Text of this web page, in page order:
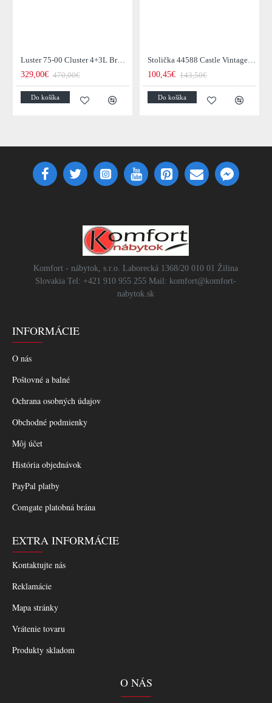
Luster 75-00 Cluster 4+3L Brown + Jantar Glass
329,00€ 470,00€
Do košíka
Stolička 44588 Castle Vintage Black
100,45€ 143,50€
Do košíka
Komfort - nábytok, s.r.o. Laborecká 1368/20 010 01 Žilina
Slovakia Tel: +421 910 955 255 Mail: komfort@komfort-
nabytok.sk
INFORMÁCIE
O nás
Poštovné a balné
Ochrana osobných údajov
Obchodné podmienky
Môj účet
História objednávok
PayPal platby
Comgate platobná brána
EXTRA INFORMÁCIE
Kontaktujte nás
Reklamácie
Mapa stránky
Vrátenie tovaru
Produkty skladom
O NÁS